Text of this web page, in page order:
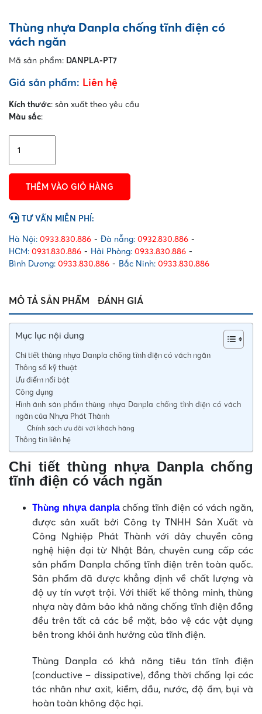
Thùng nhựa Danpla chống tĩnh điện có
vách ngăn
Mã sản phẩm: DANPLA-PT7
Giá sản phẩm: Liên hệ
Kích thước: sản xuất theo yêu cầu
Màu sắc:
nhựa
Danpla
chống
điện
có
ngăn
số
lượng
THÊM VÀO GIỎ HÀNG
TƯ VẤN MIỄN PHÍ:
Hà Nội: 0933.830.886 - Đà nẵng: 0932.830.886 -
HCM: 0931.830.886 - Hải Phòng: 0933.830.886 -
Bình Dương: 0933.830.886 - Bắc Ninh: 0933.830.886
MÔ TẢ SẢN PHẨM ĐÁNH GIÁ
Mục lục nội dung
Chi tiết thùng nhựa Danpla chống tĩnh điện có vách ngăn
Thông số kỹ thuật
Ưu điểm nổi bật
Công dụng
Hình ảnh sản phẩm thùng nhựa Danpla chống tĩnh điện có vách
ngăn của Nhựa Phát Thành
Chính sách ưu đãi với khách hàng
Thông tin liên hệ
Chi tiết thùng nhựa Danpla chống
tĩnh điện có vách ngăn
Thùng nhựa danplachống tĩnh điện có vách ngăn,
được sản xuất bởi Công ty TNHH Sản Xuất và
Công Nghiệp Phát Thành với dây chuyền công
nghệ hiện đại từ Nhật Bản, chuyên cung cấp các
sản phẩm Danpla chống tĩnh điện trên toàn quốc.
Sản phẩm đã được khẳng định về chất lượng và
độ uy tín vượt trội. Với thiết kế thông minh, thùng
nhựa này đảm bảo khả năng chống tĩnh điện đồng
đều trên tất cả các bề mặt, bảo vệ các vật dụng
bên trong khỏi ảnh hưởng của tĩnh điện.
Thùng Danpla có khả năng tiêu tán tĩnh điện
(conductive – dissipative), đồng thời chống lại các
tác nhân như axit, kiềm, dầu, nước, độ ẩm, bụi và
hoàn toàn không độc hại.